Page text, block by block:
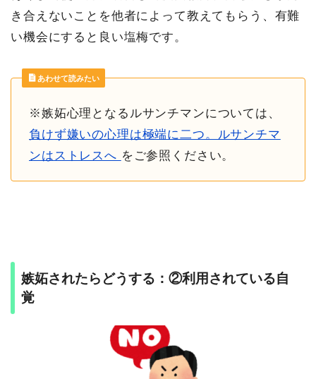
き合えないことを他者によって教えてもらう、有難
い機会にすると良い塩梅です。
あわせて読みたい
※嫉妬心理となるルサンチマンについては、
負けず嫌いの心理は極端に二つ。ルサンチマ
ンはストレスへ をご参照ください。
嫉妬されたらどうする：②利用されている自
覚